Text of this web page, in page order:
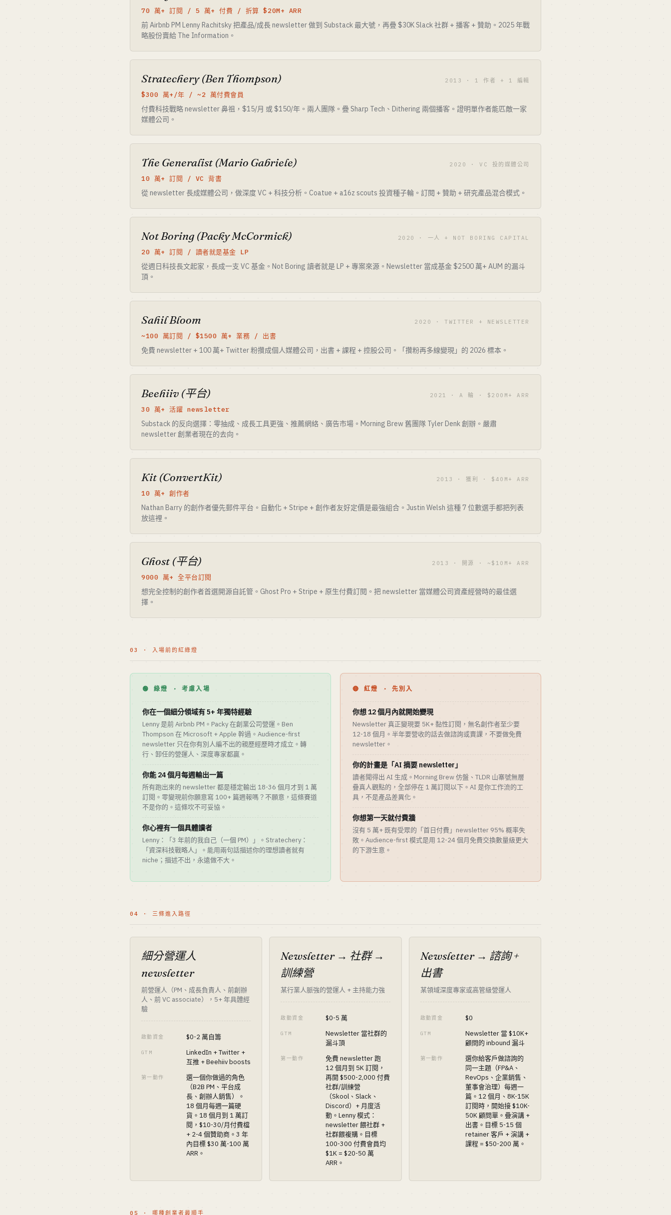
70 萬+ 訂閱 / 5 萬+ 付費 / 折算 $20M+ ARR
前 Airbnb PM Lenny Rachitsky 把產品/成長 newsletter 做到 Substack 最大號，再疊 $30K Slack 社群 + 播客 + 贊助。2025 年戰
略股份賣給 The Information。
Stratechery (Ben Thompson) 2013 · 1 作者 + 1 編輯
$300 萬+/年 / ~2 萬付費會員
付費科技戰略 newsletter 鼻祖，$15/月 或 $150/年。兩人團隊。疊 Sharp Tech、Dithering 兩個播客。證明單作者能匹敵一家
媒體公司。
The Generalist (Mario Gabriele) 2020 · VC 投的媒體公司
10 萬+ 訂閱 / VC 背書
從 newsletter 長成媒體公司，做深度 VC + 科技分析。Coatue + a16z scouts 投資種子輪。訂閱 + 贊助 + 研究產品混合模式。
Not Boring (Packy McCormick) 2020 · 一人 + NOT BORING CAPITAL
20 萬+ 訂閱 / 讀者就是基金 LP
從週日科技長文起家，長成一支 VC 基金。Not Boring 讀者就是 LP + 專案來源。Newsletter 當成基金 $2500 萬+ AUM 的漏斗
頂。
Sahil Bloom 2020 · TWITTER + NEWSLETTER
~100 萬訂閱 / $1500 萬+ 業務 / 出書
免費 newsletter + 100 萬+ Twitter 粉攢成個人媒體公司，出書 + 課程 + 控股公司。「攢粉再多線變現」的 2026 標本。
Beehiiv (平台) 2021 · A 輪 · $200M+ ARR
30 萬+ 活躍 newsletter
Substack 的反向選擇：零抽成、成長工具更強、推薦網絡、廣告市場。Morning Brew 舊團隊 Tyler Denk 創辦。嚴肅
newsletter 創業者現在的去向。
Kit (ConvertKit) 2013 · 獲利 · $40M+ ARR
10 萬+ 創作者
Nathan Barry 的創作者優先郵件平台。自動化 + Stripe + 創作者友好定價是最強組合。Justin Welsh 這種 7 位數選手都把列表
放這裡。
Ghost (平台) 2013 · 開源 · ~$10M+ ARR
9000 萬+ 全平台訂閱
想完全控制的創作者首選開源自託管。Ghost Pro + Stripe + 原生付費訂閱。把 newsletter 當媒體公司資產經營時的最佳選
擇。
03 · 入場前的紅綠燈
🟢 綠燈 · 考慮入場
你在一個細分領域有 5+ 年獨特經驗
Lenny 是前 Airbnb PM。Packy 在創業公司營運。Ben
Thompson 在 Microsoft + Apple 幹過。Audience-first
newsletter 只在你有別人編不出的親歷經歷時才成立。轉
行、卸任的營運人、深度專家都贏。
你能 24 個月每週輸出一篇
所有跑出來的 newsletter 都是穩定輸出 18-36 個月才到 1 萬
訂閱。零變現前你願意寫 100+ 篇週報嗎？不願意，這條賽道
不是你的。這條坎不可妥協。
你心裡有一個具體讀者
Lenny：「3 年前的我自己（一個 PM）」。Stratechery：
「資深科技戰略人」。能用兩句話描述你的理想讀者就有
niche；描述不出，永遠做不大。
🔴 紅燈 · 先別入
你想 12 個月內就開始變現
Newsletter 真正變現要 5K+ 黏性訂閱，無名創作者至少要
12-18 個月。半年要營收的話去做諮詢或賣課，不要做免費
newsletter。
你的計畫是「AI 摘要 newsletter」
讀者聞得出 AI 生成。Morning Brew 仿盤、TLDR 山寨號無層
疊真人觀點的，全部停在 1 萬訂閱以下。AI 是你工作流的工
具，不是產品差異化。
你想第一天就付費牆
沒有 5 萬+ 既有受眾的「首日付費」newsletter 95% 概率失
敗。Audience-first 模式是用 12-24 個月免費交換數量級更大
的下游生意。
04 · 三條進入路徑
細分營運人
newsletter
前營運人（PM、成長負責人、前創辦
人、前 VC associate），5+ 年具體經
驗
啟動資金 $0-2 萬自籌
GTM
LinkedIn + Twitter +
互推 + Beehiiv boosts
第一動作
選一個你做過的角色
（B2B PM、平台成
長、創辦人銷售）。
18 個月每週一篇硬
貨。18 個月到 1 萬訂
閱，$10-30/月付費檔
+ 2-4 個贊助商。3 年
內目標 $30 萬-100 萬
ARR。
Newsletter → 社群 →
訓練營
某行業人脈強的營運人 + 主持能力強
啟動資金 $0-5 萬
GTM
Newsletter 當社群的
漏斗頂
第一動作
免費 newsletter 跑
12 個月到 5K 訂閱，
再開 $500-2,000 付費
社群/訓練營
（Skool、Slack、
Discord）+ 月度活
動。Lenny 模式：
newsletter 餵社群 +
社群餵複購。目標
100-300 付費會員均
$1K = $20-50 萬
ARR。
Newsletter → 諮詢 +
出書
某領域深度專家或高管級營運人
啟動資金 $0
GTM
Newsletter 當 $10K+
顧問的 inbound 漏斗
第一動作
選你給客戶做諮詢的
同一主題（FP&A、
RevOps、企業銷售、
董事會治理）每週一
篇。12 個月、8K-15K
訂閱時，開始接 $10K-
50K 顧問單。疊演講 +
出書。目標 5-15 個
retainer 客戶 + 演講 +
課程 = $50-200 萬。
05 · 哪種創業者最順手